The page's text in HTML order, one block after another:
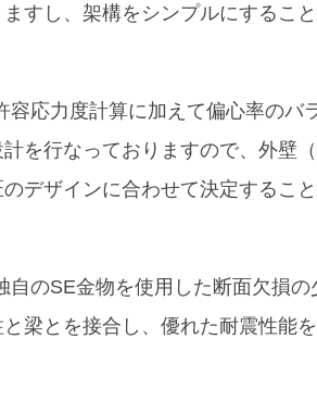
すし、架構をシンプルにするこ
容応力度計算に加えて偏心率のバ
を行なっておりますので、外壁
デザインに合わせて決定するこ
自のSE金物を使用した断面欠損の
梁とを接合し、優れた耐震性能